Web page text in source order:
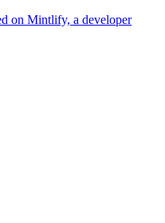
on Mintlify, a developer